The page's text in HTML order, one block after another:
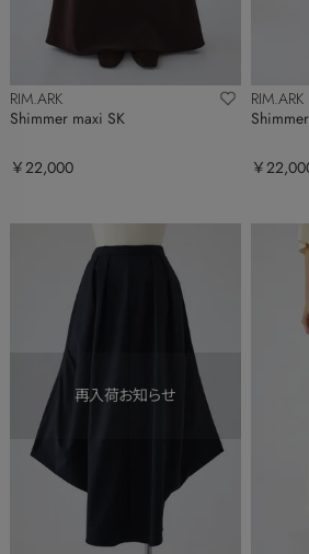
RIM.ARK
Shimmer maxi SK
￥22,000
RIM.ARK
￥